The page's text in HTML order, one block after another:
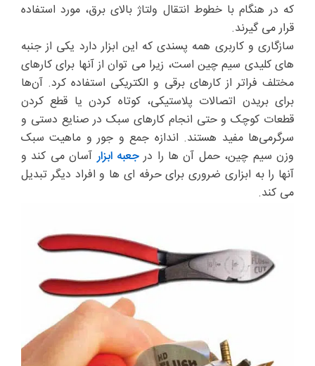
که در هنگام با خطوط انتقال ولتاژ بالای برق، مورد استفاده
قرار می گیرند.
سازگاری و کاربری همه پسندی که این ابزار دارد یکی از جنبه
های کلیدی سیم چین است، زیرا می توان از آنها برای کارهای
مختلف فراتر از کارهای برقی و الکتریکی استفاده کرد. آن‌ها
برای بریدن اتصالات پلاستیکی، کوتاه کردن یا قطع کردن
قطعات کوچک و حتی انجام کارهای سبک در صنایع دستی و
سرگرمی‌ها مفید هستند. اندازه جمع و جور و ماهیت سبک
وزن سیم چین، حمل آن ها را درجعبه ابزارآسان می کند و
آنها را به ابزاری ضروری برای حرفه ای ها و افراد دیگر تبدیل
می کند.